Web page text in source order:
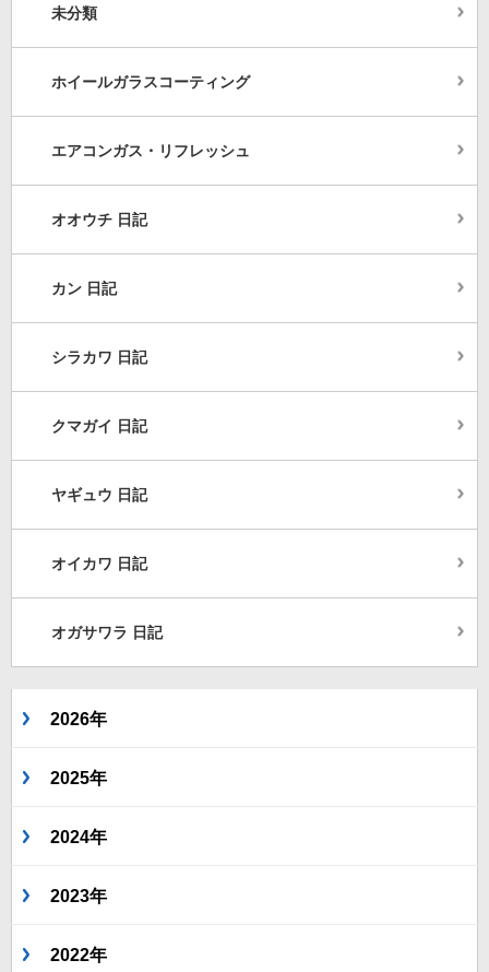
未分類
ホイールガラスコーティング
エアコンガス・リフレッシュ
オオウチ 日記
カン 日記
シラカワ 日記
クマガイ 日記
ヤギュウ 日記
オイカワ 日記
オガサワラ 日記
2026年
2025年
2024年
2023年
2022年